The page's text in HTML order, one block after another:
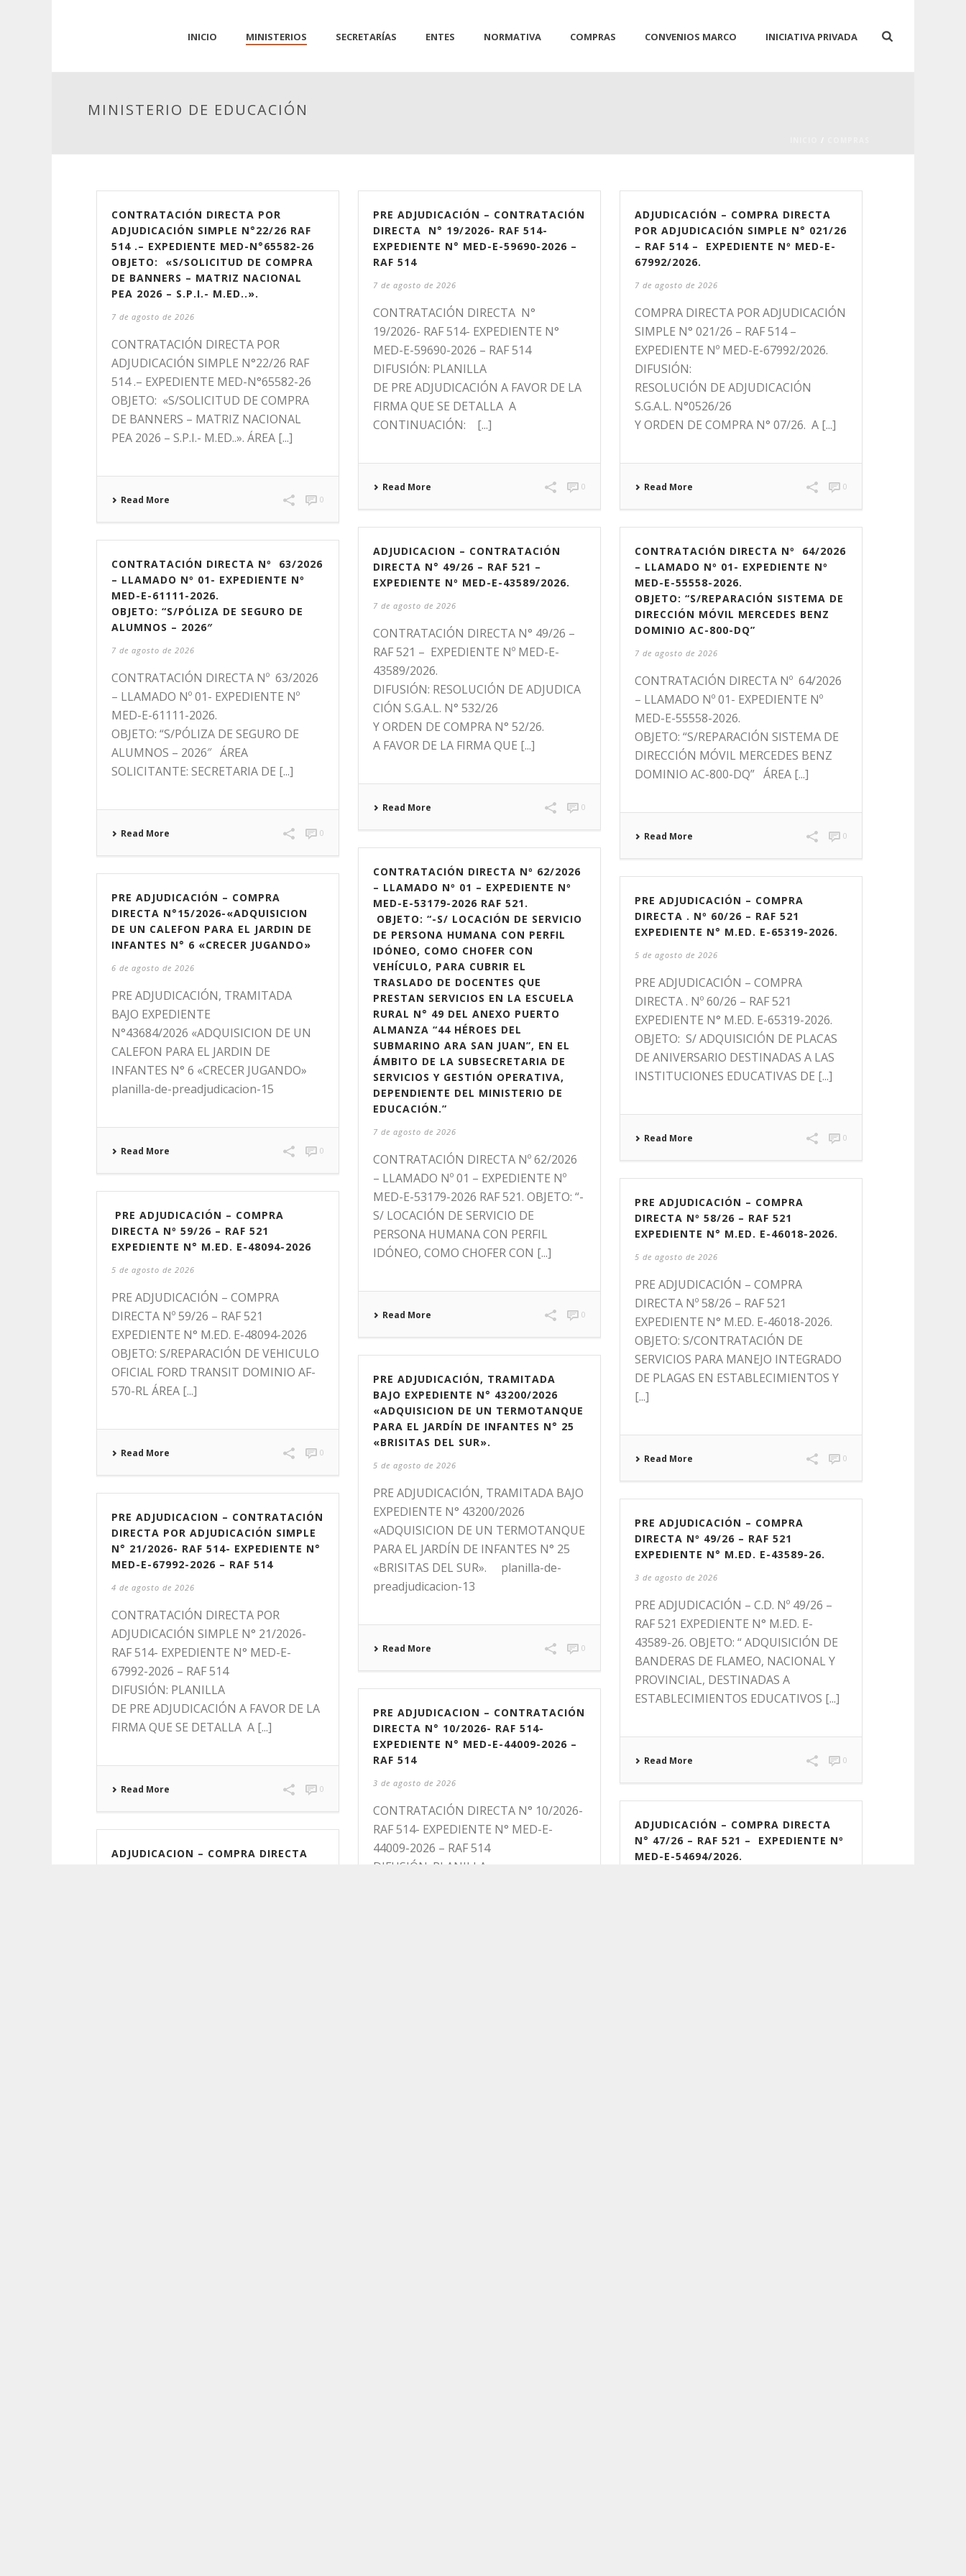
INICIO MINISTERIOS SECRETARÍAS ENTES NORMATIVA COMPRAS CONVENIOS MARCO INICIATIVA PRIVADA
MINISTERIO DE EDUCACIÓN
CONTRATACIÓN DIRECTA POR
ADJUDICACIÓN SIMPLE N°22/26 RAF
514 .– EXPEDIENTE MED-N°65582-26
OBJETO: «S/SOLICITUD DE COMPRA
DE BANNERS – MATRIZ NACIONAL
PEA 2026 – S.P.I.- M.ED..».
7 de agosto de 2026
CONTRATACIÓN DIRECTA POR
ADJUDICACIÓN SIMPLE N°22/26 RAF
514 .– EXPEDIENTE MED-N°65582-26
OBJETO: «S/SOLICITUD DE COMPRA
DE BANNERS – MATRIZ NACIONAL
PEA 2026 – S.P.I.- M.ED..». ÁREA [...]
Read More 0
PRE ADJUDICACIÓN – CONTRATACIÓN
DIRECTA N° 19/2026- RAF 514-
EXPEDIENTE N° MED-E-59690-2026 –
RAF 514
7 de agosto de 2026
CONTRATACIÓN DIRECTA N°
19/2026- RAF 514- EXPEDIENTE N°
MED-E-59690-2026 – RAF 514
DIFUSIÓN: PLANILLA
DE PRE ADJUDICACIÓN A FAVOR DE LA
FIRMA QUE SE DETALLA A
CONTINUACIÓN: [...]
Read More 0
ADJUDICACIÓN – COMPRA DIRECTA
POR ADJUDICACIÓN SIMPLE N° 021/26
– RAF 514 – EXPEDIENTE Nº MED-E-
67992/2026.
7 de agosto de 2026
COMPRA DIRECTA POR ADJUDICACIÓN
SIMPLE N° 021/26 – RAF 514 –
EXPEDIENTE Nº MED-E-67992/2026.
DIFUSIÓN:
RESOLUCIÓN DE ADJUDICACIÓN
S.G.A.L. N°0526/26
Y ORDEN DE COMPRA N° 07/26. A [...]
Read More 0
ADJUDICACION – CONTRATACIÓN
DIRECTA N° 49/26 – RAF 521 –
EXPEDIENTE Nº MED-E-43589/2026.
7 de agosto de 2026
CONTRATACIÓN DIRECTA N° 49/26 –
RAF 521 – EXPEDIENTE Nº MED-E-
43589/2026.
DIFUSIÓN: RESOLUCIÓN DE ADJUDICA
CIÓN S.G.A.L. N° 532/26
Y ORDEN DE COMPRA N° 52/26.
A FAVOR DE LA FIRMA QUE [...]
Read More 0
CONTRATACIÓN DIRECTA Nº 64/2026
– LLAMADO Nº 01- EXPEDIENTE Nº
MED-E-55558-2026.
OBJETO: “S/REPARACIÓN SISTEMA DE
DIRECCIÓN MÓVIL MERCEDES BENZ
DOMINIO AC-800-DQ”
7 de agosto de 2026
CONTRATACIÓN DIRECTA Nº 64/2026
– LLAMADO Nº 01- EXPEDIENTE Nº
MED-E-55558-2026.
OBJETO: “S/REPARACIÓN SISTEMA DE
DIRECCIÓN MÓVIL MERCEDES BENZ
DOMINIO AC-800-DQ” ÁREA [...]
Read More 0
CONTRATACIÓN DIRECTA Nº 63/2026
– LLAMADO Nº 01- EXPEDIENTE Nº
MED-E-61111-2026.
OBJETO: “S/PÓLIZA DE SEGURO DE
ALUMNOS – 2026″
7 de agosto de 2026
CONTRATACIÓN DIRECTA Nº 63/2026
– LLAMADO Nº 01- EXPEDIENTE Nº
MED-E-61111-2026.
OBJETO: “S/PÓLIZA DE SEGURO DE
ALUMNOS – 2026″ ÁREA
SOLICITANTE: SECRETARIA DE [...]
Read More 0
CONTRATACIÓN DIRECTA Nº 62/2026
– LLAMADO Nº 01 – EXPEDIENTE Nº
MED-E-53179-2026 RAF 521.
OBJETO: “-S/ LOCACIÓN DE SERVICIO
DE PERSONA HUMANA CON PERFIL
IDÓNEO, COMO CHOFER CON
VEHÍCULO, PARA CUBRIR EL
TRASLADO DE DOCENTES QUE
PRESTAN SERVICIOS EN LA ESCUELA
RURAL N° 49 DEL ANEXO PUERTO
ALMANZA “44 HÉROES DEL
SUBMARINO ARA SAN JUAN”, EN EL
ÁMBITO DE LA SUBSECRETARIA DE
SERVICIOS Y GESTIÓN OPERATIVA,
DEPENDIENTE DEL MINISTERIO DE
EDUCACIÓN.”
7 de agosto de 2026
CONTRATACIÓN DIRECTA Nº 62/2026
– LLAMADO Nº 01 – EXPEDIENTE Nº
MED-E-53179-2026 RAF 521. OBJETO: “-
S/ LOCACIÓN DE SERVICIO DE
PERSONA HUMANA CON PERFIL
IDÓNEO, COMO CHOFER CON [...]
Read More 0
PRE ADJUDICACIÓN – COMPRA
DIRECTA N°15/2026-«ADQUISICION
DE UN CALEFON PARA EL JARDIN DE
INFANTES N° 6 «CRECER JUGANDO»
6 de agosto de 2026
PRE ADJUDICACIÓN, TRAMITADA
BAJO EXPEDIENTE
N°43684/2026 «ADQUISICION DE UN
CALEFON PARA EL JARDIN DE
INFANTES N° 6 «CRECER JUGANDO»
planilla-de-preadjudicacion-15
Read More 0
PRE ADJUDICACIÓN – COMPRA
DIRECTA . Nº 60/26 – RAF 521
EXPEDIENTE N° M.ED. E-65319-2026.
5 de agosto de 2026
PRE ADJUDICACIÓN – COMPRA
DIRECTA . Nº 60/26 – RAF 521
EXPEDIENTE N° M.ED. E-65319-2026.
OBJETO: S/ ADQUISICIÓN DE PLACAS
DE ANIVERSARIO DESTINADAS A LAS
INSTITUCIONES EDUCATIVAS DE [...]
Read More 0
PRE ADJUDICACIÓN – COMPRA
DIRECTA Nº 58/26 – RAF 521
EXPEDIENTE N° M.ED. E-46018-2026.
5 de agosto de 2026
PRE ADJUDICACIÓN – COMPRA
DIRECTA Nº 58/26 – RAF 521
EXPEDIENTE N° M.ED. E-46018-2026.
OBJETO: S/CONTRATACIÓN DE
SERVICIOS PARA MANEJO INTEGRADO
DE PLAGAS EN ESTABLECIMIENTOS Y
[...]
Read More 0
PRE ADJUDICACIÓN – COMPRA
DIRECTA Nº 59/26 – RAF 521
EXPEDIENTE N° M.ED. E-48094-2026
5 de agosto de 2026
PRE ADJUDICACIÓN – COMPRA
DIRECTA Nº 59/26 – RAF 521
EXPEDIENTE N° M.ED. E-48094-2026
OBJETO: S/REPARACIÓN DE VEHICULO
OFICIAL FORD TRANSIT DOMINIO AF-
570-RL ÁREA [...]
Read More 0
PRE ADJUDICACIÓN, TRAMITADA
BAJO EXPEDIENTE N° 43200/2026
«ADQUISICION DE UN TERMOTANQUE
PARA EL JARDÍN DE INFANTES N° 25
«BRISITAS DEL SUR».
5 de agosto de 2026
PRE ADJUDICACIÓN, TRAMITADA BAJO
EXPEDIENTE N° 43200/2026
«ADQUISICION DE UN TERMOTANQUE
PARA EL JARDÍN DE INFANTES N° 25
«BRISITAS DEL SUR». planilla-de-
preadjudicacion-13
Read More 0
PRE ADJUDICACION – CONTRATACIÓN
DIRECTA POR ADJUDICACIÓN SIMPLE
N° 21/2026- RAF 514- EXPEDIENTE N°
MED-E-67992-2026 – RAF 514
4 de agosto de 2026
CONTRATACIÓN DIRECTA POR
ADJUDICACIÓN SIMPLE N° 21/2026-
RAF 514- EXPEDIENTE N° MED-E-
67992-2026 – RAF 514
DIFUSIÓN: PLANILLA
DE PRE ADJUDICACIÓN A FAVOR DE LA
FIRMA QUE SE DETALLA A [...]
Read More 0
PRE ADJUDICACIÓN – COMPRA
DIRECTA Nº 49/26 – RAF 521
EXPEDIENTE N° M.ED. E-43589-26.
3 de agosto de 2026
PRE ADJUDICACIÓN – C.D. Nº 49/26 –
RAF 521 EXPEDIENTE N° M.ED. E-
43589-26. OBJETO: “ ADQUISICIÓN DE
BANDERAS DE FLAMEO, NACIONAL Y
PROVINCIAL, DESTINADAS A
ESTABLECIMIENTOS EDUCATIVOS [...]
Read More 0
PRE ADJUDICACION – CONTRATACIÓN
DIRECTA N° 10/2026- RAF 514-
EXPEDIENTE N° MED-E-44009-2026 –
RAF 514
3 de agosto de 2026
CONTRATACIÓN DIRECTA N° 10/2026-
RAF 514- EXPEDIENTE N° MED-E-
44009-2026 – RAF 514
DIFUSIÓN: PLANILLA
ADJUDICACIÓN – COMPRA DIRECTA
N° 47/26 – RAF 521 – EXPEDIENTE Nº
MED-E-54694/2026.
ADJUDICACION – COMPRA DIRECTA